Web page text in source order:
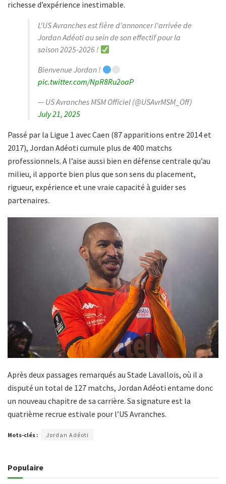
richesse d’expérience inestimable.
L'US Avranches est fière d'annoncer l'arrivée de
Jordan Adéoti au sein de son effectif pour la
saison 2025-2026 !
Bienvenue Jordan !
pic.twitter.com/NpR8Ru2oaP
— US Avranches MSM Officiel (@USAvrMSM_Off)
July 21, 2025
Passé par la Ligue 1 avec Caen (87 apparitions entre 2014 et
2017), Jordan Adéoti cumule plus de 400 matchs
professionnels. A l’aise aussi bien en défense centrale qu’au
milieu, il apporte bien plus que son sens du placement,
rigueur, expérience et une vraie capacité à guider ses
partenaires.
Après deux passages remarqués au Stade Lavallois, où il a
disputé un total de 127 matchs, Jordan Adéoti entame donc
un nouveau chapitre de sa carrière. Sa signature est la
quatrième recrue estivale pour l’US Avranches.
Mots-clés : Jordan Adéoti
Populaire